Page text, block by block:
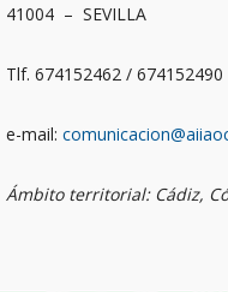
41004 – SEVILLA
Tlf. 674152462 / 674152490
e-mail:
Ámbito territorial: Cádiz,